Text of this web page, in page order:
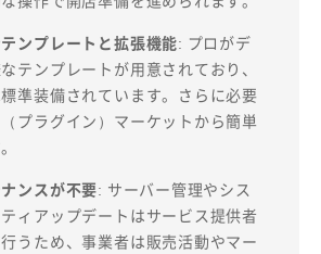
ンプレートと拡張機能: プロがデ
テンプレートが用意されており、
準装備されています。さらに必要
プラグイン）マーケットから簡単
ンスが不要: サーバー管理やシス
ィアップデートはサービス提供者
うため、事業者は販売活動やマー